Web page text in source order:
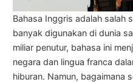
Bahasa Inggris adalah salah
banyak digunakan di dunia
miliar penutur, bahasa ini
negara dan lingua franca
hiburan. Namun, bagaimana